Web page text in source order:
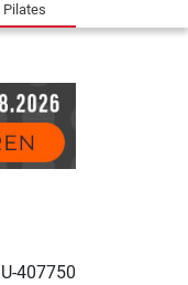
Pilates
407750